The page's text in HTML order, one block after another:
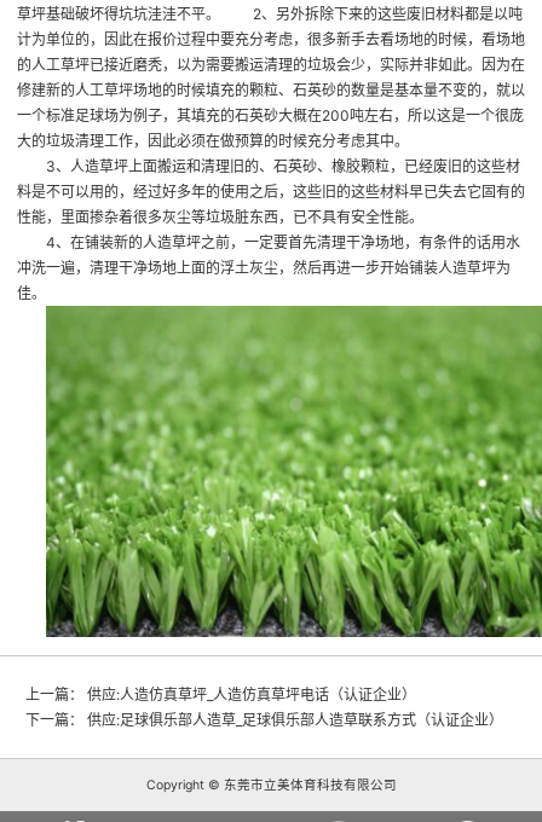
草坪基础破坏得坑坑洼洼不平。 2、另外拆除下来的这些废旧材料都是以吨
计为单位的，因此在报价过程中要充分考虑，很多新手去看场地的时候，看场地
的人工草坪已接近磨秃，以为需要搬运清理的垃圾会少，实际并非如此。因为在
修建新的人工草坪场地的时候填充的颗粒、石英砂的数量是基本量不变的，就以
一个标准足球场为例子，其填充的石英砂大概在200吨左右，所以这是一个很庞
大的垃圾清理工作，因此必须在做预算的时候充分考虑其中。
3、人造草坪上面搬运和清理旧的、石英砂、橡胶颗粒，已经废旧的这些材
料是不可以用的，经过好多年的使用之后，这些旧的这些材料早已失去它固有的
性能，里面掺杂着很多灰尘等垃圾脏东西，已不具有安全性能。
4、在铺装新的人造草坪之前，一定要首先清理干净场地，有条件的话用水
冲洗一遍，清理干净场地上面的浮土灰尘，然后再进一步开始铺装人造草坪为
佳。
上一篇：
供应:人造仿真草坪_人造仿真草坪电话（认证企业）
下一篇：
供应:足球俱乐部人造草_足球俱乐部人造草联系方式（认证企业）
Copyright © 东莞市立美体育科技有限公司